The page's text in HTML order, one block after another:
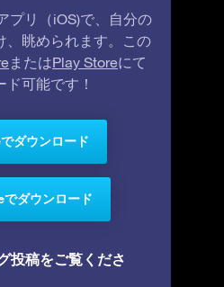
プリ（iOS)で、自分の
、眺められます。この
またはPlay Storeにて
可能です！
ダウンロード
ダウンロード
投稿をご覧くださ